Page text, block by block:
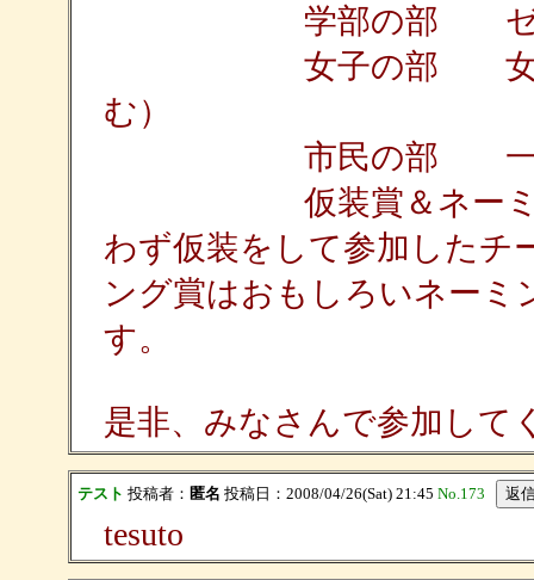
学部の部 ゼミ／研
女子の部 女子グル
む）
市民の部 一般市
仮装賞＆ネーミング
わず仮装をして参加したチ
ング賞はおもしろいネー
す。
是非、みなさんで参加して
テスト 投稿者： 匿名 投稿日：2008/04/26(Sat) 21:45 No.173
tesuto